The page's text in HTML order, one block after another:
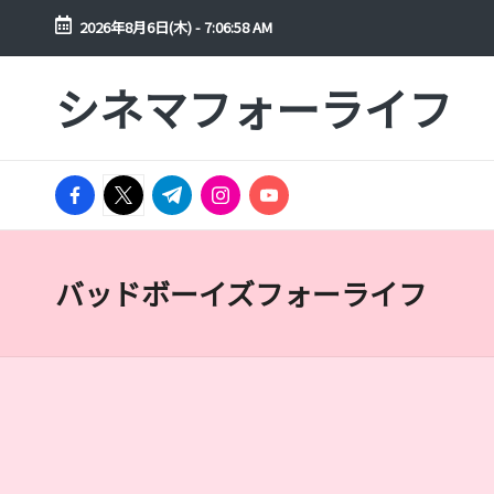
Skip
content
2026年8月6日(木)-7:06:59 AM
シネマフォーライフ
映
画
ド
ラ
年
300
facebook.com
twitter.com
t.me instagram.com
youtube.com
バッドボーイズフォーライフ